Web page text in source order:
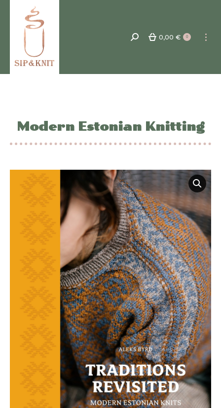
Recherche
0,00 € 0
Modern Estonian Knitting